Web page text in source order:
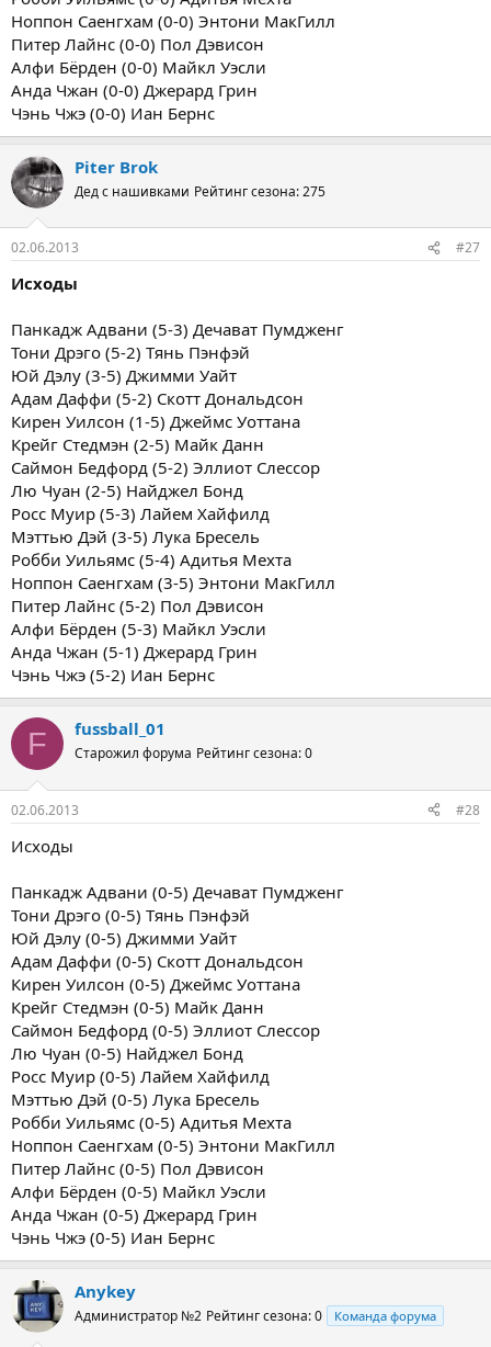
Ноппон Саенгхам (0-0) Энтони МакГилл
Питер Лайнс (0-0) Пол Дэвисон
Алфи Бёрден (0-0) Майкл Уэсли
Анда Чжан (0-0) Джерард Грин
Чэнь Чжэ (0-0) Иан Бернс
Piter Brok
Дед с нашивками Рейтинг сезона: 275
02.06.2013 #27
Исходы
Панкадж Адвани (5-3) Дечават Пумдженг
Тони Дрэго (5-2) Тянь Пэнфэй
Юй Дэлу (3-5) Джимми Уайт
Адам Даффи (5-2) Скотт Дональдсон
Кирен Уилсон (1-5) Джеймс Уоттана
Крейг Стедмэн (2-5) Майк Данн
Саймон Бедфорд (5-2) Эллиот Слессор
Лю Чуан (2-5) Найджел Бонд
Росс Муир (5-3) Лайем Хайфилд
Мэттью Дэй (3-5) Лука Бресель
Робби Уильямс (5-4) Адитья Мехта
Ноппон Саенгхам (3-5) Энтони МакГилл
Питер Лайнс (5-2) Пол Дэвисон
Алфи Бёрден (5-3) Майкл Уэсли
Анда Чжан (5-1) Джерард Грин
Чэнь Чжэ (5-2) Иан Бернс
F fussball_01
Старожил форума Рейтинг сезона: 0
02.06.2013 #28
Исходы
Панкадж Адвани (0-5) Дечават Пумдженг
Тони Дрэго (0-5) Тянь Пэнфэй
Юй Дэлу (0-5) Джимми Уайт
Адам Даффи (0-5) Скотт Дональдсон
Кирен Уилсон (0-5) Джеймс Уоттана
Крейг Стедмэн (0-5) Майк Данн
Саймон Бедфорд (0-5) Эллиот Слессор
Лю Чуан (0-5) Найджел Бонд
Росс Муир (0-5) Лайем Хайфилд
Мэттью Дэй (0-5) Лука Бресель
Робби Уильямс (0-5) Адитья Мехта
Ноппон Саенгхам (0-5) Энтони МакГилл
Питер Лайнс (0-5) Пол Дэвисон
Алфи Бёрден (0-5) Майкл Уэсли
Анда Чжан (0-5) Джерард Грин
Чэнь Чжэ (0-5) Иан Бернс
Anykey
Администратор №2 Рейтинг сезона: 0 Команда форума